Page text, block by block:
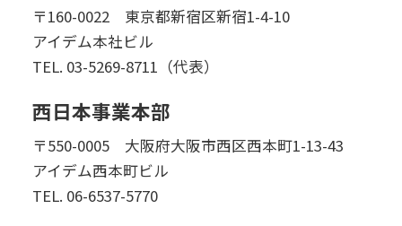
〒160-0022 東京都新宿区新宿1-4-10
アイデム本社ビル
TEL. 03-5269-8711（代表）
西日本事業本部
〒550-0005 大阪府大阪市西区西本町1-13-43
アイデム西本町ビル
TEL. 06-6537-5770